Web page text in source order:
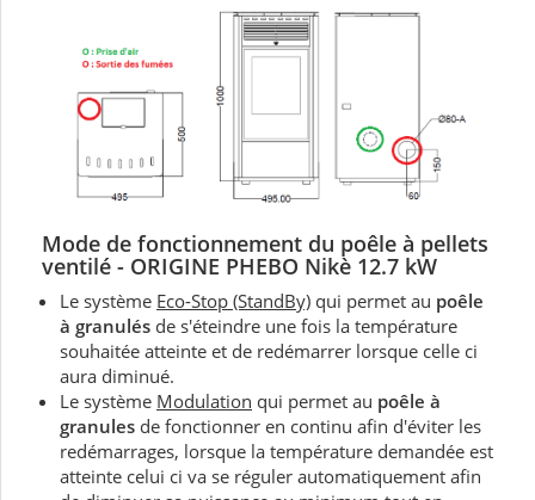
Mode de fonctionnement du poêle à pellets
ventilé - ORIGINE PHEBO Nikè 12.7 kW
Le système Eco-Stop (StandBy) qui permet au poêle
à granulés de s'éteindre une fois la température
souhaitée atteinte et de redémarrer lorsque celle ci
aura diminué.
Le système Modulation qui permet au poêle à
granules de fonctionner en continu afin d'éviter les
redémarrages, lorsque la température demandée est
atteinte celui ci va se réguler automatiquement afin